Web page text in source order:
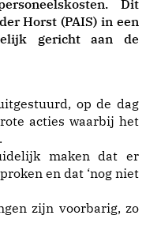
Dit
Horst (PAIS) in een
gericht aan de
op de dag
acties waarbij het
maken dat er
en dat ‘nog niet
zijn voorbarig, zo